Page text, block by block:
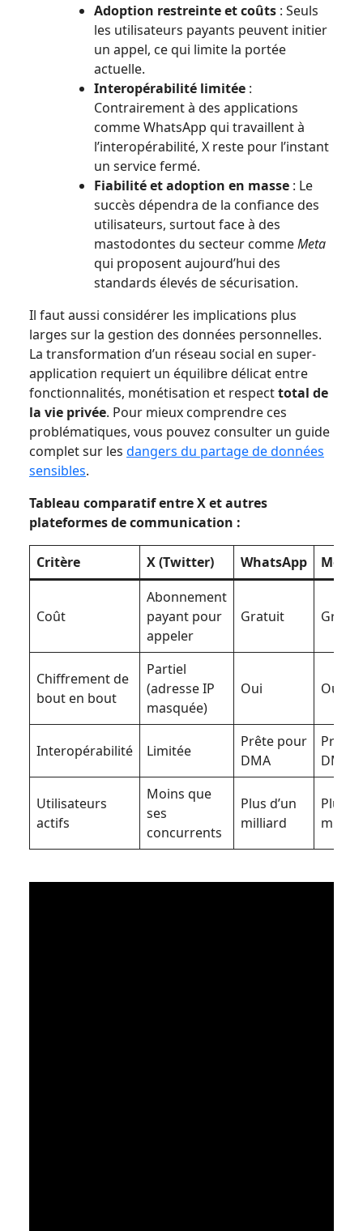
Adoption restreinte et coûts : Seuls
les utilisateurs payants peuvent initier
un appel, ce qui limite la portée
actuelle.
Interopérabilité limitée :
Contrairement à des applications
comme WhatsApp qui travaillent à
l’interopérabilité, X reste pour l’instant
un service fermé.
Fiabilité et adoption en masse : Le
succès dépendra de la confiance des
utilisateurs, surtout face à des
mastodontes du secteur commeMeta
qui proposent aujourd’hui des
standards élevés de sécurisation.
Il faut aussi considérer les implications plus
larges sur la gestion des données personnelles.
La transformation d’un réseau social en super-
application requiert un équilibre délicat entre
fonctionnalités, monétisation et respecttotal de
la vie privée. Pour mieux comprendre ces
problématiques, vous pouvez consulter un guide
complet sur les dangers du partage de données
sensibles.
Tableau comparatif entre X et autres
plateformes de communication :
Critère X (Twitter) WhatsApp
Coût
Abonnement
payant pour
appeler
Gratuit
Chiffrement de
bout en bout
Partiel
(adresse IP
masquée)
Oui Oui
Interopérabilité Limitée
Prête pour
DMA
Prête
DMA
Utilisateurs
actifs
Moins que
ses
concurrents
Plus d’un
milliard
Plus